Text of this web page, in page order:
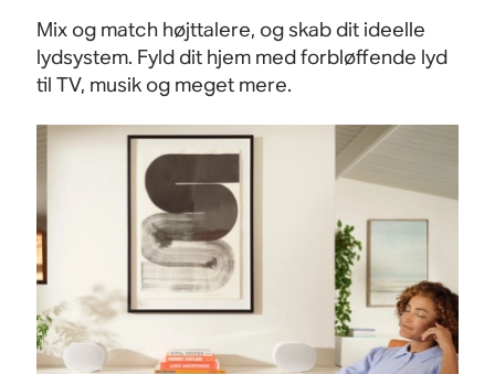
Mix og match højttalere, og skab dit ideelle
lydsystem. Fyld dit hjem med forbløffende lyd
til TV, musik og meget mere.